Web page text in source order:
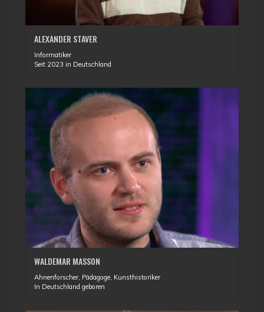
ALEXANDER STAVER
Informatiker
Seit 2023 in Deutschland
WALDEMAR MASSON
Ahnenforscher, Pädagoge, Kunsthistoriker
In Deutschland geboren